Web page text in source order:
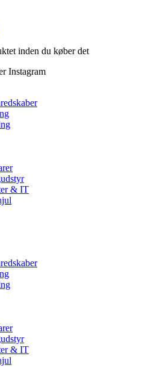
inden du køber det
Instagram
& IT
& IT